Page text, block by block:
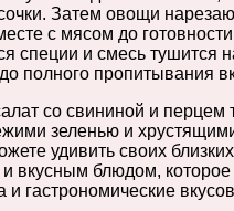
Затем овощи
с мясом до
специи и смесь тушится
полного пропитывания
со свининой и перцем
зеленью и
удивить своих близких
вкусным блюдом, которое
и гастрономические